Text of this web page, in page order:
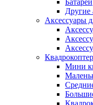
Другие
Аксессуары
Мини